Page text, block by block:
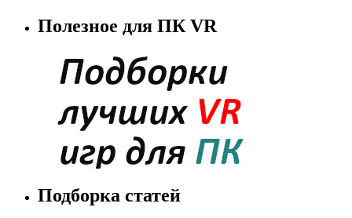
Полезное для ПК VR
Подборка статей